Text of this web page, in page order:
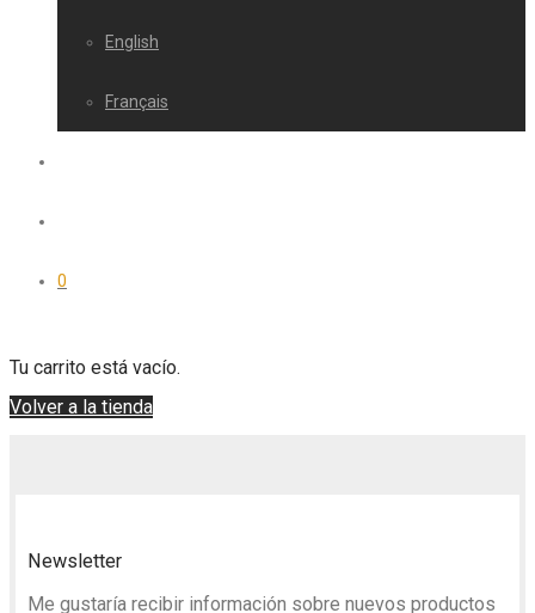
English
Français
0
Tu carrito está vacío.
Volver a la tienda
Newsletter
Me gustaría recibir información sobre nuevos productos